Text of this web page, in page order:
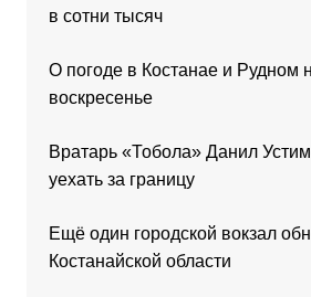
в сотни тысяч
О погоде в Костанае и Рудном
воскресенье
Вратарь «Тобола» Данил
уехать за границу
Ещё один городской вокзал
Костанайской области